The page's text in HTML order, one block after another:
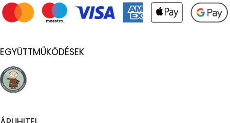
EGYÜTTMŰKÖDÉSEK